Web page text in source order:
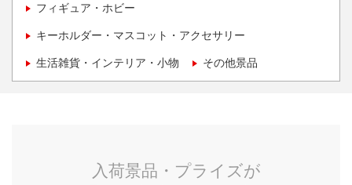
フィギュア・ホビー
キーホルダー・マスコット・アクセサリー
生活雑貨・インテリア・小物 その他景品